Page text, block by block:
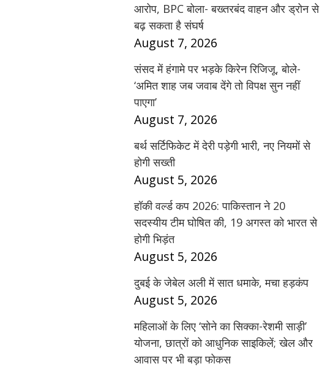
आरोप, BPC बोला- बख्तरबंद वाहन और ड्रोन से
बढ़ सकता है संघर्ष
August 7, 2026
संसद में हंगामे पर भड़के किरेन रिजिजू, बोले-
‘अमित शाह जब जवाब देंगे तो विपक्ष सुन नहीं
पाएगा’
August 7, 2026
बर्थ सर्टिफिकेट में देरी पड़ेगी भारी, नए नियमों से
होगी सख्ती
August 5, 2026
हॉकी वर्ल्ड कप 2026: पाकिस्तान ने 20
सदस्यीय टीम घोषित की, 19 अगस्त को भारत से
होगी भिड़ंत
August 5, 2026
दुबई के जेबेल अली में सात धमाके, मचा हड़कंप
August 5, 2026
महिलाओं के लिए ‘सोने का सिक्का-रेशमी साड़ी’
योजना, छात्रों को आधुनिक साइकिलें; खेल और
आवास पर भी बड़ा फोकस